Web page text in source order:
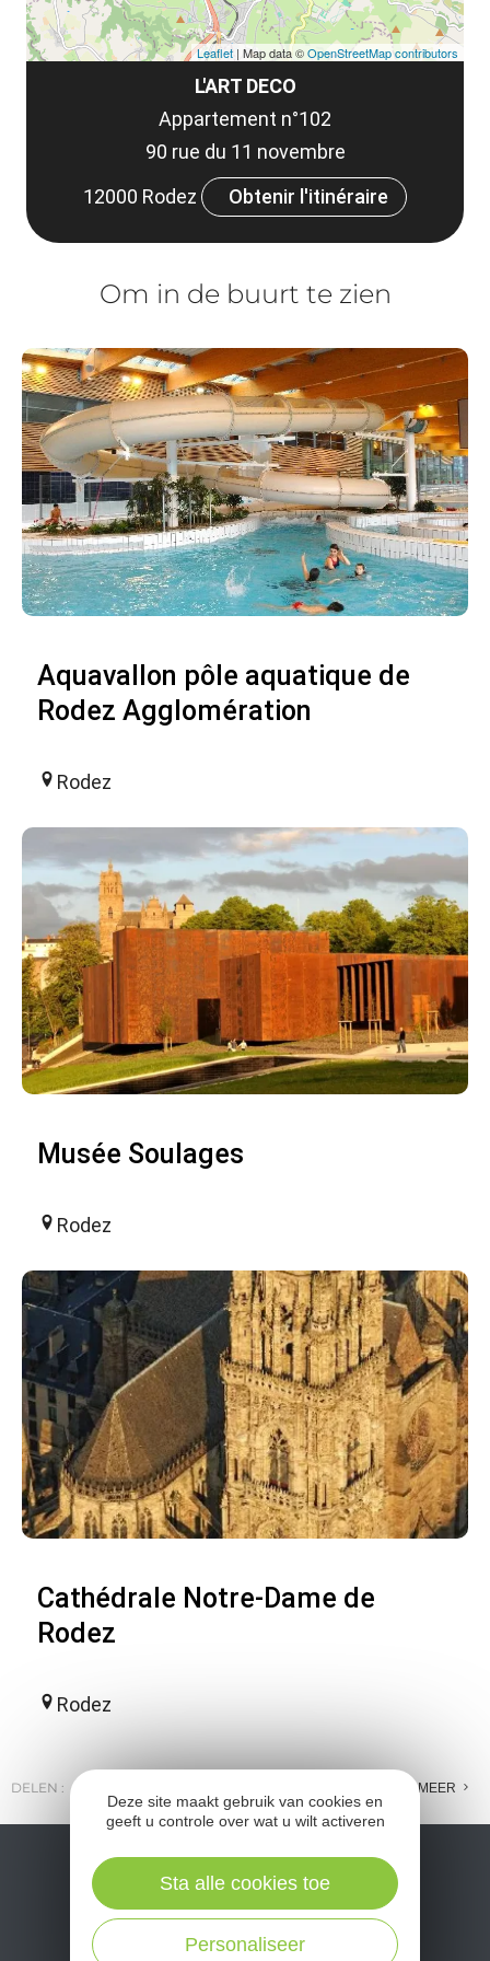
L'ART DECO
Appartement n°102
90 rue du 11 novembre
12000 Rodez
Obtenir l'itinéraire
Leaflet | Map data ©OpenStreetMap contributors
Om in de buurt te zien
Aquavallon pôle aquatique de
Rodez Agglomération
Rodez
Musée Soulages
Rodez
Cathédrale Notre-Dame de
Rodez
Rodez
DELEN : MEER
Deze site maakt gebruik van cookies en
geeft u controle over wat u wilt activeren
Personaliseer
Sta alle cookies toe